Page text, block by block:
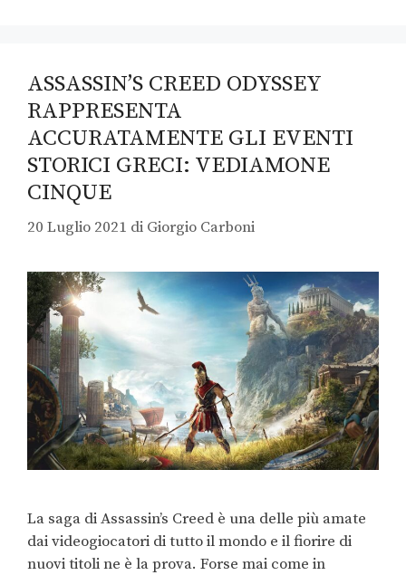
ASSASSIN’S CREED ODYSSEY
RAPPRESENTA
ACCURATAMENTE GLI EVENTI
STORICI GRECI: VEDIAMONE
CINQUE
20 Luglio 2021 di Giorgio Carboni
La saga di Assassin’s Creed è una delle più amate
dai videogiocatori di tutto il mondo e il fiorire di
nuovi titoli ne è la prova. Forse mai come in